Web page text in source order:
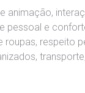
animação,
pessoal e
roupas, respeito